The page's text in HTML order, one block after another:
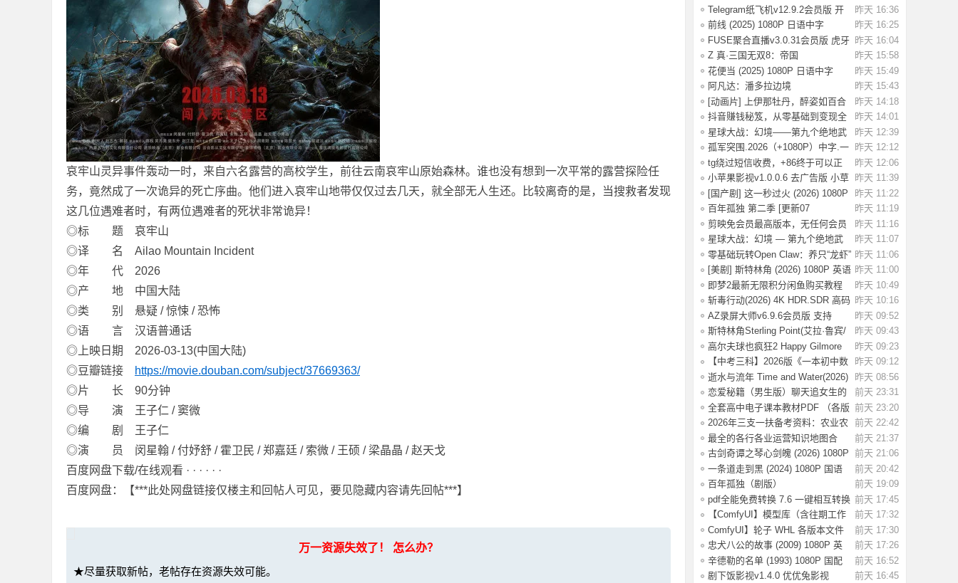
哀牢山灵异事件轰动一时，来自六名露营的高校学生，前往云南哀牢山原始森林。谁也没有想到一次平常的露营探险任
务，竟然成了一次诡异的死亡序曲。他们进入哀牢山地带仅仅过去几天，就全部无人生还。比较离奇的是，当搜救者发现
这几位遇难者时，有两位遇难者的死状非常诡异！
◎标 题 哀牢山
◎译 名 Ailao Mountain Incident
◎年 代 2026
◎产 地 中国大陆
◎类 别 悬疑 / 惊悚 / 恐怖
◎语 言 汉语普通话
◎上映日期 2026-03-13(中国大陆)
◎豆瓣链接
https://movie.douban.com/subject/37669363/
◎片 长 90分钟
◎导 演 王子仁 / 窦微
◎编 剧 王子仁
◎演 员 闵星翰 / 付妤舒 / 霍卫民 / 郑嘉廷 / 索微 / 王硕 / 梁晶晶 / 赵天戈
百度网盘下载/在线观看 · · · · · ·
百度网盘：【***此处网盘链接仅楼主和回帖人可见，要见隐藏内容请先回帖***】
万一资源失效了！ 怎么办？
★尽量获取新帖，老帖存在资源失效可能。
字 [2.49G]
昨天 16:36
Telegram纸飞机v12.9.2会员版 开
放注册了
昨天 16:25
前线 (2025) 1080P 日语中字
[1.74G]
昨天 16:04
FUSE聚合直播v3.0.31会员版 虎牙
斗鱼抖音快
昨天 15:58
Z 真·三国无双8：帝国
_Build.20984287 官
昨天 15:49
花便当 (2025) 1080P 日语中字
[1.83G]
昨天 15:43
阿凡达：潘多拉边境
Build.22429549（Avata
昨天 14:18
[动画片] 上伊那牡丹，醉姿如百合
(2026) 1
昨天 14:01
抖音赚钱秘笈，从零基础到变现全
解析[40.4G
昨天 12:39
星球大战：幻境——第九个绝地武
士.2026（4
昨天 12:12
孤军突围.2026（+1080P）中字.一
名军官冲出
昨天 12:06
tg绕过短信收费，+86终于可以正
常登录了
昨天 11:39
小苹果影视v1.0.0.6 去广告版 小草
影视v2.5
昨天 11:22
[国产剧] 这一秒过火 (2026) 1080P
国语中
昨天 11:19
百年孤独 第二季 [更新07
集]2026.HD1080P.X
昨天 11:16
剪映免会员最高版本，无任何会员
按钮，免会
昨天 11:07
星球大战：幻境 — 第九个绝地武
士 (2026)
昨天 11:06
零基础玩转Open Claw：养只“龙虾”
当助理
昨天 11:00
[美剧] 斯特林角 (2026) 1080P 英语
中字 (
昨天 10:49
即梦2最新无限积分闲鱼购买教程
昨天 10:16
斩毒行动(2026) 4K HDR.SDR 高码
率 【国语
昨天 09:52
AZ录屏大师v6.9.6会员版 支持
1080P/60fps
昨天 09:43
斯特林角Sterling Point(艾拉·鲁宾/
艾米丽
昨天 09:23
高尔夫球也疯狂2 Happy Gilmore
2(2025) WE
昨天 09:12
【中考三科】2026版《一本初中数
理化公式定
昨天 08:56
逝水与流年 Time and Water(2026)
【简繁英
前天 23:31
恋爱秘籍（男生版）聊天追女生的
话术技巧，
前天 23:20
全套高中电子课本教材PDF （各版
本齐全）【
前天 22:42
2026年三支一扶备考资料：农业农
村知识考前
前天 21:37
最全的各行各业运营知识地图合
集，运营人案
前天 21:06
古剑奇谭之琴心剑魄 (2026) 1080P
国语中字
前天 20:42
一条道走到黑 (2024) 1080P 国语
中字 [1.35
前天 19:09
百年孤独（剧版）
S02.2026（4K+1080P）中字
前天 17:45
pdf全能免费转换 7.6 一键相互转换
前天 17:32
【ComfyUI】模型库（含往期工作
流模型）
前天 17:30
ComfyUI】轮子 WHL 各版本文件
前天 17:26
忠犬八公的故事 (2009) 1080P 英
语中字 [2.
前天 16:52
辛德勒的名单 (1993) 1080P 国配
国语英语
前天 16:45
剧下饭影视v1.4.0 优优兔影视